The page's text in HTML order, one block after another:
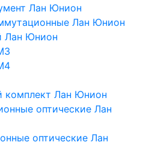
Лан Юнион
Лан Юнион
Лан Юнион
комплект Лан Юнион
оптические Лан
оптические Лан